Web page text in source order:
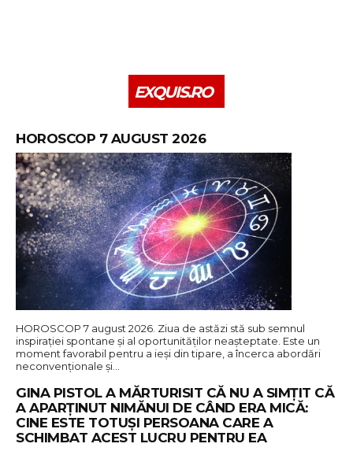
EXQUIS.RO
HOROSCOP 7 AUGUST 2026
HOROSCOP 7 august 2026. Ziua de astăzi stă sub semnul
inspirației spontane și al oportunităților neașteptate. Este un
moment favorabil pentru a ieși din tipare, a încerca abordări
neconvenționale și…
GINA PISTOL A MĂRTURISIT CĂ NU A SIMȚIT CĂ
A APARȚINUT NIMĂNUI DE CÂND ERA MICĂ:
CINE ESTE TOTUȘI PERSOANA CARE A
SCHIMBAT ACEST LUCRU PENTRU EA